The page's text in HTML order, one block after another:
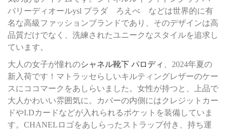
バリーディオールysl プラダ ろえべ などは世界的に有
名な高級ファッションブランドであり、そのデザインは高
品質だけでなく、洗練されたユニークなスタイルを追求し
ています。
大人の女子が憧れのシャネル靴下 パロディ
、2024年夏の
新入荷です！マトラッセらしいキルティングレザーのケー
スにココマークをあしらいました。女性が持つと、上品で
大人かわいい雰囲気に。カバーの内側にはクレジットカー
ドやI.Dカードなどが入れられるポケットを装備していま
す。CHANELロゴをあしらったストラップ付き、持ち運